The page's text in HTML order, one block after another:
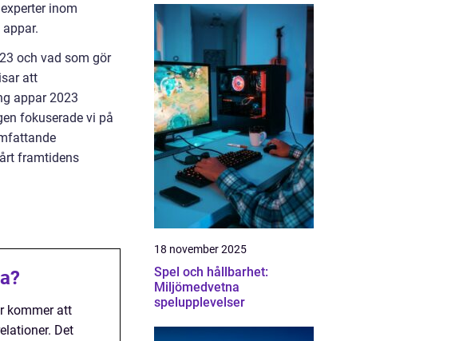
inom
och vad som gör
att
appar 2023
fokuserade vi på
framtidens
kommer att
Det
18 november 2025
Spel och hållbarhet:
Miljömedvetna
spelupplevelser